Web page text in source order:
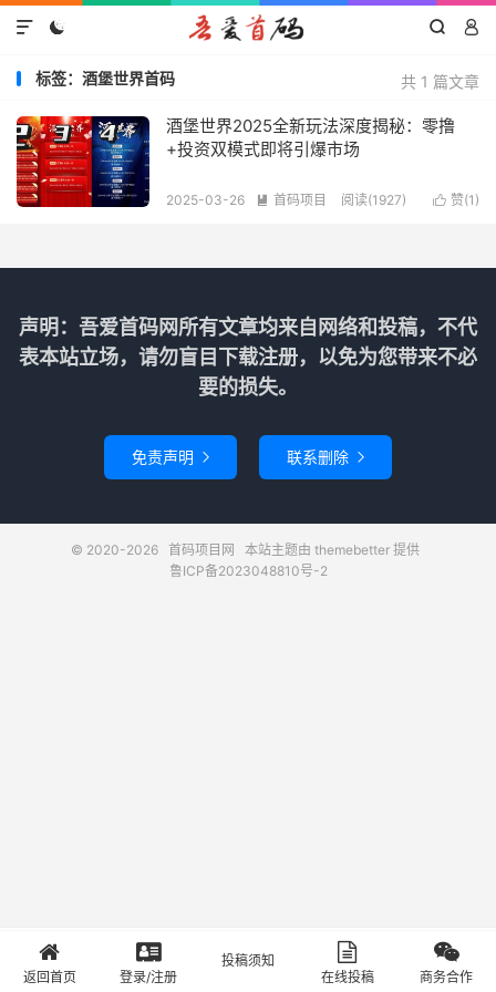
  

共 1 篇文章
标签：酒堡世界首码
酒堡世界2025全新玩法深度揭秘：零撸
+投资双模式即将引爆市场
 赞(1 )
2025-03-26  首码项目 阅读(1927)
声明：吾爱首码网所有文章均来自网络和投稿，不代
表本站立场，请勿盲目下载注册，以免为您带来不必
要的损失。
免责声明  联系删除 
© 2020-2026 首码项目网 本站主题由 themebetter提供
鲁ICP备2023048810号-2
首页 登录 投稿 关于
返回首页 登录/注册
投稿须知
在线投稿
商务合作